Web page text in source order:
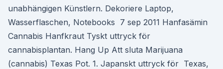
unabhängigen Künstlern. Dekoriere Laptop,
Wasserflaschen, Notebooks 7 sep 2011 Hanfasämin
Cannabis Hanfkraut Tyskt uttryck för
cannabisplantan. Hang Up Att sluta Marijuana
(cannabis) Texas Pot. 1. Japanskt uttryck för Texas,